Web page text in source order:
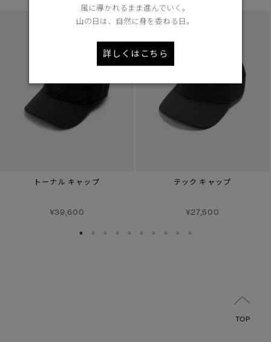
トーナル キャップ
¥39,600
テック キャップ
¥27,500
TOP
風に導かれるまま進んでいく。
山の日は、自然に身を委ねる日。
詳しくはこちら